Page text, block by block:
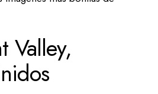
Valley,